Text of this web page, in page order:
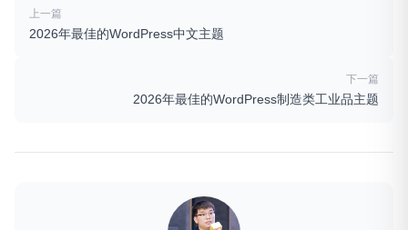
上一篇
2026年最佳的WordPress中文主题
下一篇
2026年最佳的WordPress制造类工业品主题